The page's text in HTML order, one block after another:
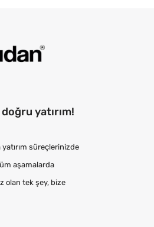
yatırım!
yatırım süreçlerinizde
aşamalarda
olan tek şey, bize